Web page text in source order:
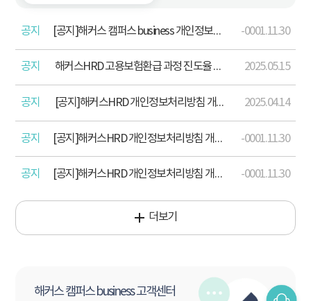
공지 [공지]해커스 캠퍼스 business 개인정보처리방침 개정 안내(2026. 4. 13.) -0001.11.30
공지 해커스HRD 고용보험환급 과정 진도율 산정 기준 포함 학습주의사항 안내 2025.05.15
공지 [공지]해커스HRD 개인정보처리방침 개정 안내(2025 .04.15) 2025.04.14
공지 [공지]해커스HRD 개인정보처리방침 개정 안내(2024. 12. 17) -0001.11.30
공지 [공지]해커스HRD 개인정보처리방침 개정 안내(2023. 8. 18.) -0001.11.30
더보기
해커스 캠퍼스 business 고객센터